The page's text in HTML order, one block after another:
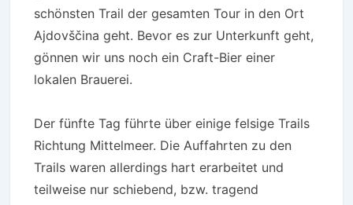
schönsten Trail der gesamten Tour in den Ort
Ajdovščina geht. Bevor es zur Unterkunft geht,
gönnen wir uns noch ein Craft-Bier einer
lokalen Brauerei.
Der fünfte Tag führte über einige felsige Trails
Richtung Mittelmeer. Die Auffahrten zu den
Trails waren allerdings hart erarbeitet und
teilweise nur schiebend, bzw. tragend